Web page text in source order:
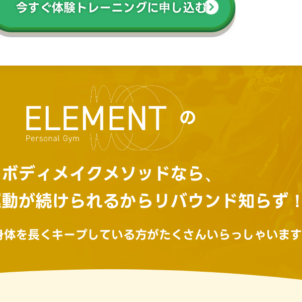
今すぐ体験トレーニングに申し込む
の
ボディメイクメソッドなら、
が続けられるからリバウンド知らず！
を長くキープしている方がたくさんいらっしゃいます